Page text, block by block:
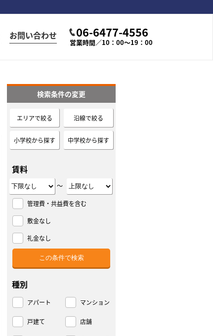
お問い合わせ 06-6477-4556
営業時間／10：00～19：00
検索条件の変更
エリアで絞る 沿線で絞る
小学校から探す 中学校から探す
賃料
～
管理費・共益費を含む
敷金なし
礼金なし
種別
アパート マンション
戸建て 店舗